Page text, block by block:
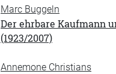
Marc Buggeln
Der ehrbare Kaufmann
(1923/2007)
Annemone Christians